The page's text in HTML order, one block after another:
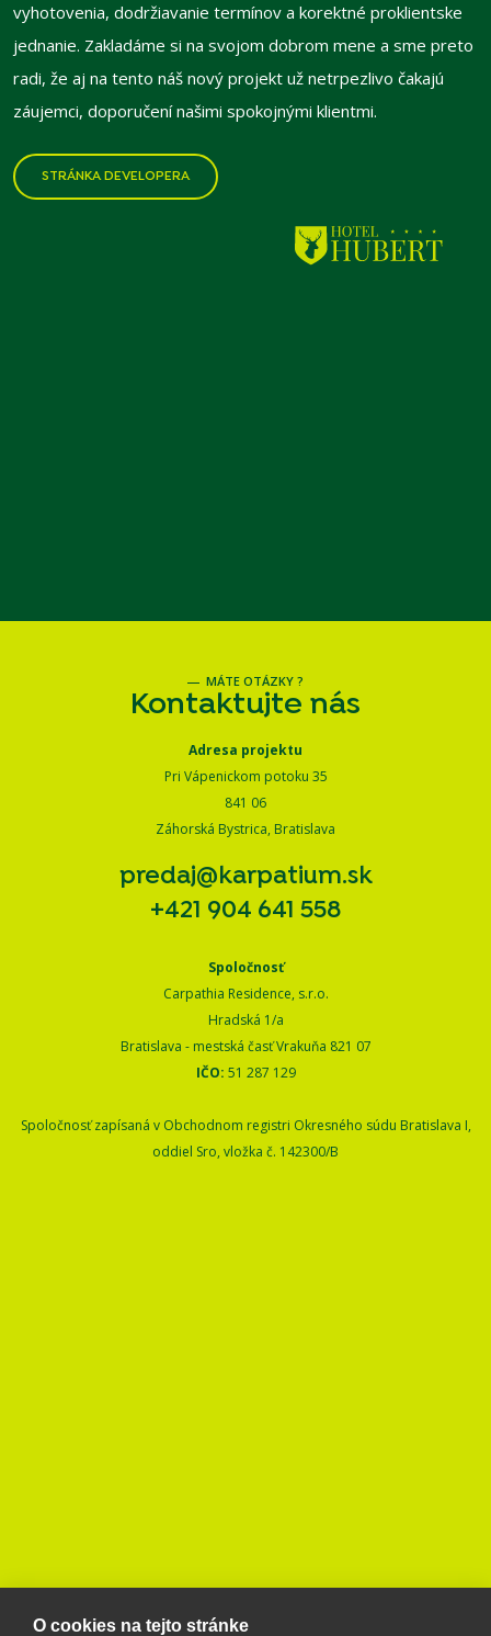
vyhotovenia, dodržiavanie termínov a korektné proklientske
jednanie. Zakladáme si na svojom dobrom mene a sme preto
radi, že aj na tento náš nový projekt už netrpezlivo čakajú
záujemci, doporučení našimi spokojnými klientmi.
STRÁNKA DEVELOPERA
MÁTE OTÁZKY ?
Kontaktujte nás
Adresa projektu
Pri Vápenickom potoku 35
841 06
Záhorská Bystrica, Bratislava
predaj@karpatium.sk
+421 904 641 558
Spoločnosť
Carpathia Residence, s.r.o.
Hradská 1/a
Bratislava - mestská časť Vrakuňa 821 07
IČO: 51 287 129
Spoločnosť zapísaná v Obchodnom registri Okresného súdu Bratislava I,
oddiel Sro, vložka č. 142300/B
O cookies na tejto stránke